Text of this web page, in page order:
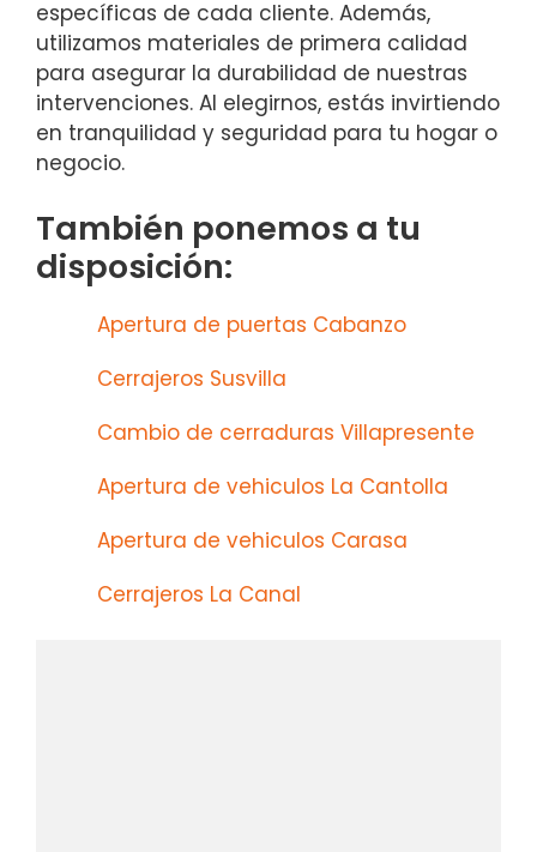
específicas de cada cliente. Además,
utilizamos materiales de primera calidad
para asegurar la durabilidad de nuestras
intervenciones. Al elegirnos, estás invirtiendo
en tranquilidad y seguridad para tu hogar o
negocio.
También ponemos a tu
disposición:
Apertura de puertas Cabanzo
Cerrajeros Susvilla
Cambio de cerraduras Villapresente
Apertura de vehiculos La Cantolla
Apertura de vehiculos Carasa
Cerrajeros La Canal